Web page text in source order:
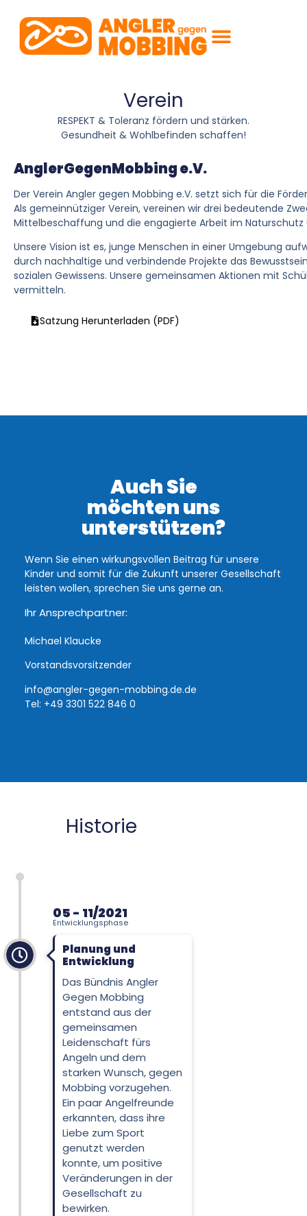
Verein
RESPEKT & Toleranz fördern und stärken.
Gesundheit & Wohlbefinden schaffen!
AnglerGegenMobbing e.V.
Der Verein Angler gegen Mobbing e.V. setzt sich für die
Als gemeinnütziger Verein, vereinen wir drei bedeutende
Mittelbeschaffung und die engagierte Arbeit im
Unsere Vision ist es, junge Menschen in einer Umgebung
durch nachhaltige und verbindende Projekte das
sozialen Gewissens. Unsere gemeinsamen Aktionen mit
vermitteln.
Satzung Herunterladen (PDF)
Auch Sie
möchten uns
unterstützen?
Wenn Sie einen wirkungsvollen Beitrag für unsere
Kinder und somit für die Zukunft unserer Gesellschaft
leisten wollen, sprechen Sie uns gerne an.
Ihr Ansprechpartner:
Michael Klaucke
Vorstandsvorsitzender
info@angler-gegen-mobbing.de.de
Tel: +49 3301 522 846 0
Historie
05 - 11/2021
Entwicklungsphase
Planung und
Entwicklung
Das Bündnis Angler
Gegen Mobbing
entstand aus der
gemeinsamen
Leidenschaft fürs
Angeln und dem
starken Wunsch, gegen
Mobbing vorzugehen.
Ein paar Angelfreunde
erkannten, dass ihre
Liebe zum Sport
genutzt werden
konnte, um positive
Veränderungen in der
Gesellschaft zu
bewirken.